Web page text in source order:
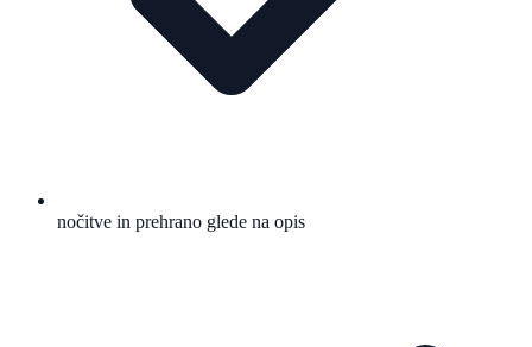
nočitve in prehrano glede na opis